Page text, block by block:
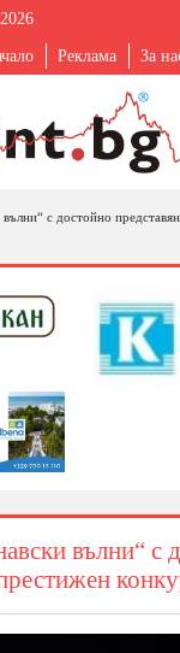
Реклама За
с достойно
вълни“ с